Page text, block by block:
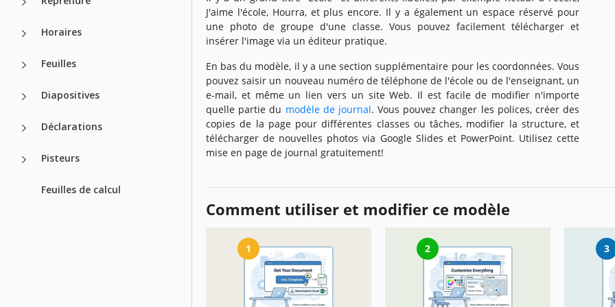
Horaires
Feuilles
Diapositives
Déclarations
Pisteurs
Feuilles de calcul
J'aime l'école, Hourra, et plus encore. Il y a également un espace réservé pour
une photo de groupe d'une classe. Vous pouvez facilement télécharger et
insérer l'image via un éditeur pratique.
En bas du modèle, il y a une section supplémentaire pour les coordonnées. Vous
pouvez saisir un nouveau numéro de téléphone de l'école ou de l'enseignant, un
e-mail, et même un lien vers un site Web. Il est facile de modifier n'importe
quelle partie du modèle de journal. Vous pouvez changer les polices, créer des
copies de la page pour différentes classes ou tâches, modifier la structure, et
télécharger de nouvelles photos via Google Slides et PowerPoint. Utilisez cette
mise en page de journal gratuitement!
Comment utiliser et modifier ce modèle
1 2 3